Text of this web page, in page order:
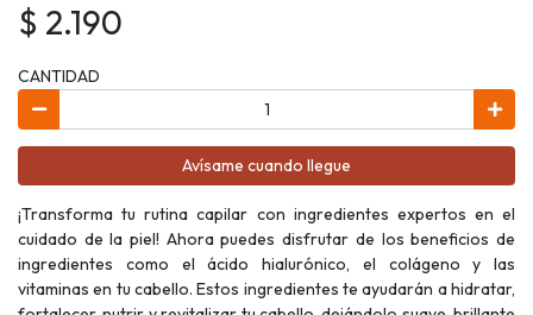
$ 2.190
CANTIDAD
Avísame cuando llegue
¡Transforma tu rutina capilar con ingredientes expertos en el
cuidado de la piel! Ahora puedes disfrutar de los beneficios de
ingredientes como el ácido hialurónico, el colágeno y las
vitaminas en tu cabello. Estos ingredientes te ayudarán a hidratar,